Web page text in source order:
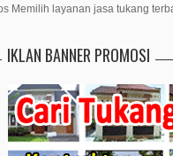
Memilih layanan jasa tukang
IKLAN BANNER PROMOSI